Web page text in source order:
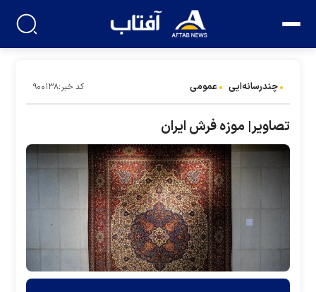
چندرسانه‌ایی عمومی کد خبر:۹۰۰۱۳۸
تصاویر| موزه فرش ایران